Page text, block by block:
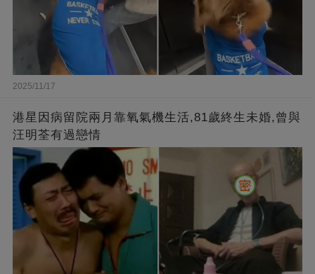
2025/11/17
港星因病留院兩月靠氧氣機生活,81歲終生未婚,曾與
汪明荃有過戀情